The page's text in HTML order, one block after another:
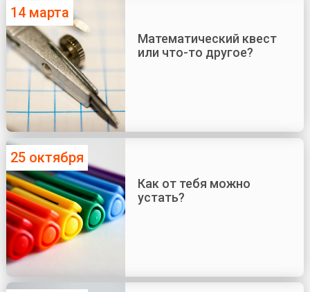
14 марта
Математический квест
или что-то другое?
25 октября
Как от тебя можно
устать?